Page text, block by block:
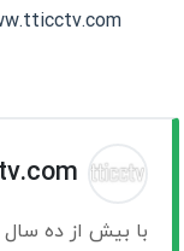
با بیش از ده